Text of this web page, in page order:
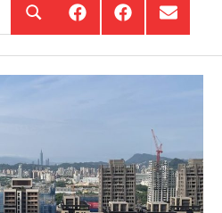
Search
銀
髮
住
宅
觀
投
資
銀
髮,
前
選
單
項
目